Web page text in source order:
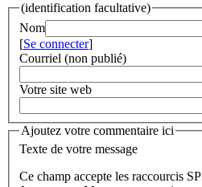
(identification facultative)
Nom
[Se connecter]
Courriel (non publié)
Votre site web
Ajoutez votre commentaire ici
Texte de votre message
Ce champ accepte les raccourcis